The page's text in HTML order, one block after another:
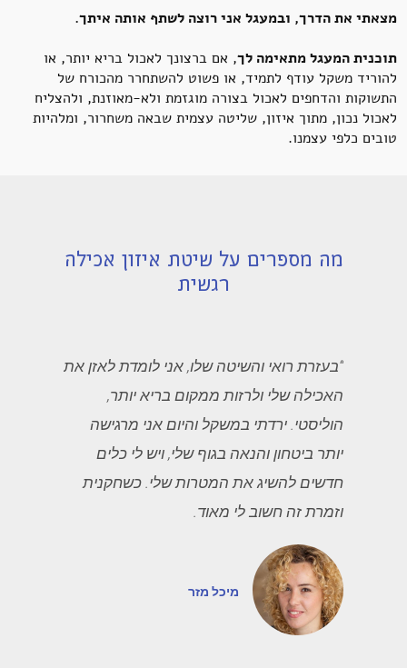
מצאתי את הדרך, ובמעגל אני רוצה לשתף אותה איתך.
תוכנית המעגל מתאימה לך, אם ברצונך לאכול בריא יותר, או
להוריד משקל עודף לתמיד, או פשוט להשתחרר מהכורח של
התשוקות והדחפים לאכול בצורה מוגזמת ולא-מאוזנת, ולהצליח
לאכול נכון, מתוך איזון, שליטה עצמית שבאה משחרור, ומלהיות
טובים כלפי עצמנו.
מה מספרים על שיטת איזון אכילה
רגשית
“בעזרת רואי והשיטה שלו, אני לומדת לאזן את
האכילה שלי ולרזות ממקום בריא יותר,
הוליסטי. ירדתי במשקל והיום אני מרגישה
יותר ביטחון והנאה בגוף שלי, ויש לי כלים
חדשים להשיג את המטרות שלי. כשחקנית
וזמרת זה חשוב לי מאוד.
מיכל מזר